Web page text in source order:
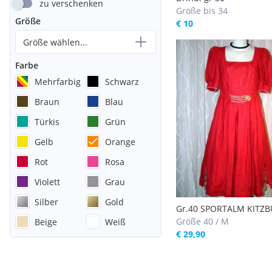
zu verschenken
Größe
Größe wählen...
Farbe
Mehrfarbig
Schwarz
Braun
Blau
Türkis
Grün
Gelb
Orange
Rot
Rosa
Violett
Grau
Silber
Gold
Beige
Weiß
Größe bis 34
€ 10
Gr.40 SPORTALM
sehr fesches Leinen
Kleid in koralle
Größe 40 / M
€ 29,90